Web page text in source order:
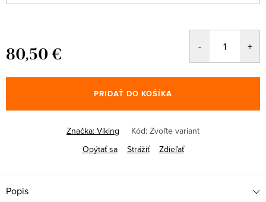
80,50 €
cena:
PRIDAŤ DO KOŠÍKA
Značka: Viking Kód: Zvoľte variant
Opýtať sa
Strážiť Zdieľať
Popis